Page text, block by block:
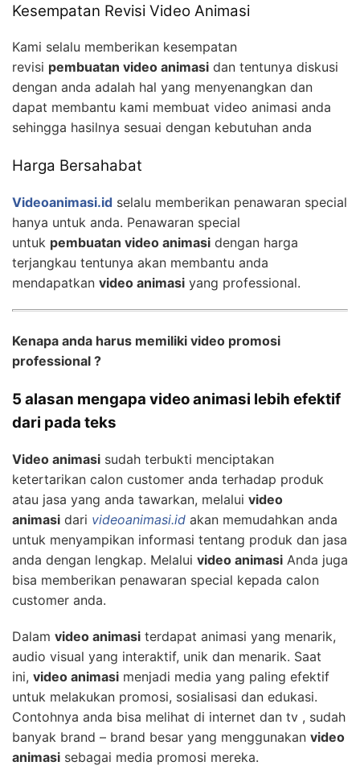
Kesempatan Revisi Video Animasi
Kami selalu memberikan kesempatan
revisi pembuatan video animasi dan tentunya diskusi
dengan anda adalah hal yang menyenangkan dan
dapat membantu kami membuat video animasi anda
sehingga hasilnya sesuai dengan kebutuhan anda
Harga Bersahabat
Videoanimasi.id selalu memberikan penawaran special
hanya untuk anda. Penawaran special
untuk pembuatan video animasi dengan harga
terjangkau tentunya akan membantu anda
mendapatkan video animasi yang professional.
Kenapa anda harus memiliki video promosi
professional ?
5 alasan mengapa video animasi lebih efektif
dari pada teks
Video animasi sudah terbukti menciptakan
ketertarikan calon customer anda terhadap produk
atau jasa yang anda tawarkan, melalui video
animasi dari videoanimasi.id akan memudahkan anda
untuk menyampikan informasi tentang produk dan jasa
anda dengan lengkap. Melalui video animasi Anda juga
bisa memberikan penawaran special kepada calon
customer anda.
Dalam video animasi terdapat animasi yang menarik,
audio visual yang interaktif, unik dan menarik. Saat
ini, video animasi menjadi media yang paling efektif
untuk melakukan promosi, sosialisasi dan edukasi.
Contohnya anda bisa melihat di internet dan tv , sudah
banyak brand – brand besar yang menggunakan video
animasi sebagai media promosi mereka.